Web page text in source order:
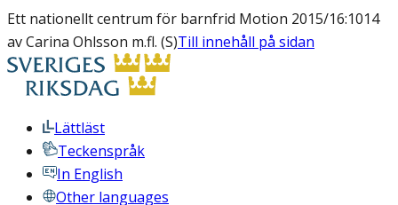
Ett nationellt centrum för barnfrid Motion 2015/16:1014
av Carina Ohlsson m.fl. (S)Till innehåll på sidan
Lättläst
Teckenspråk
In English
Other languages